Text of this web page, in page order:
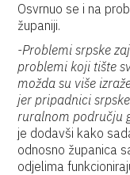
Osvrnuo se i na
županiji.
-Problemi srpske
problemi koji tište
možda su više
jer pripadnici
ruralnom području
je dodavši kako
odnosno županica
odjelima